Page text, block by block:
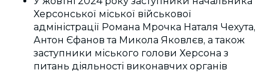
Херсонської міської військової
адміністрації Романа Мрочка Наталя Чехута,
Антон Єфанов та Микола Яковлєв, а також
заступники міського голови Херсона з
питань діяльності виконавчих органів